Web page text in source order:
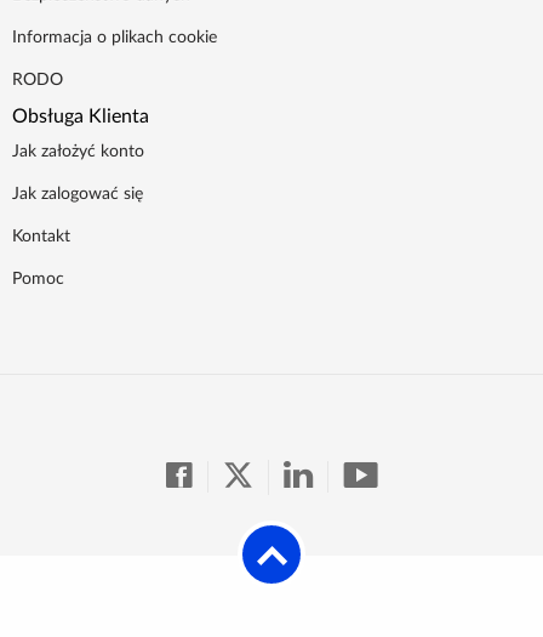
Informacja o plikach cookie
RODO
Obsługa Klienta
Jak założyć konto
Jak zalogować się
Kontakt
Pomoc